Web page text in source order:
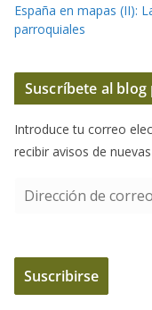
España en mapas (II):
parroquiales
Suscríbete al
Introduce tu correo
recibir avisos de
e
c
Suscribirse